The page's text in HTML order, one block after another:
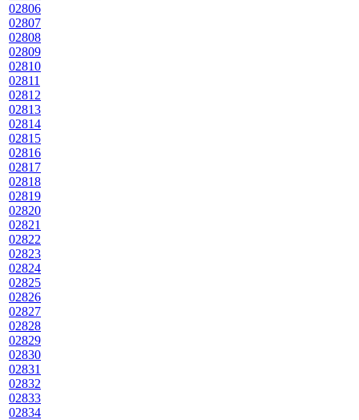
02806
02807
02808
02809
02810
02811
02812
02813
02814
02815
02816
02817
02818
02819
02820
02821
02822
02823
02824
02825
02826
02827
02828
02829
02830
02831
02832
02833
02834